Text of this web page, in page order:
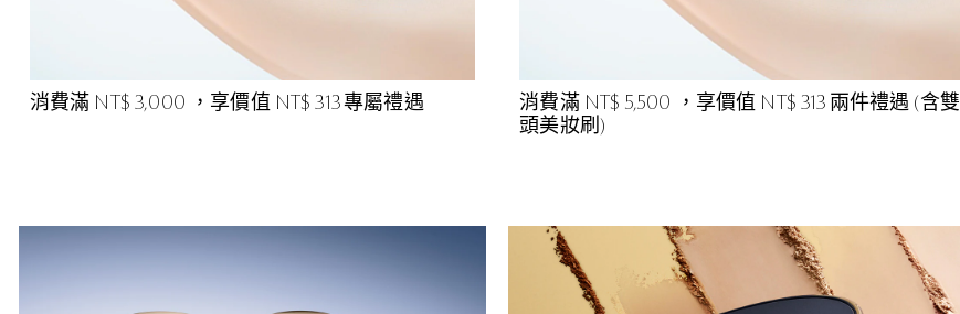
消費滿 NT$ 3,000 ，享價值 NT$ 313 專屬禮遇
消費滿 NT$ 5,500 ，享價值 NT$ 313 兩件禮遇 (含雙
頭美妝刷)